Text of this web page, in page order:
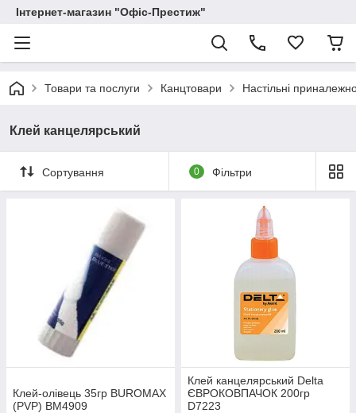
Інтернет-магазин "Офіс-Престиж"
Товари та послуги Канцтовари Настільні
Клей канцелярський
Сортування 0 Фільтри
Клей-олівець 35гр BUROMAX
(PVP) BM4909
Клей канцелярський Delta
ЄВРОКОВПАЧОК 200гр
D7223